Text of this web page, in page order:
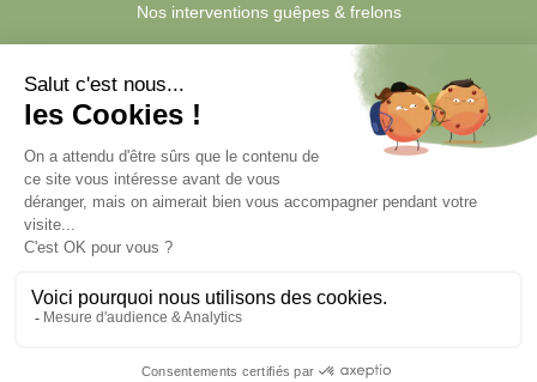
Nos interventions guêpes & frelons
Nos interventions blattes & cafards
Nos interventions punaises de lit
Quanttum Dératisation | Quanttum: dératisation, désinsectisation
et désinfection. Entreprise d'extermination des nuisibles |